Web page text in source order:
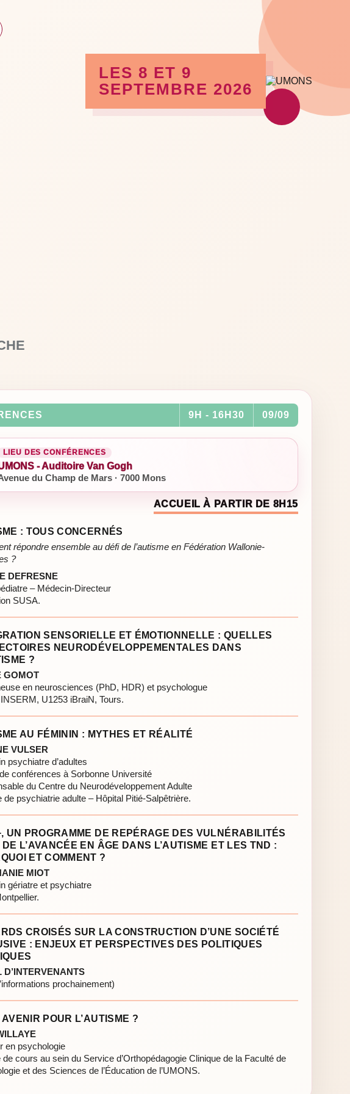
LES 8 ET 9
SEPTEMBRE 2026
9H - 16H30 09/09
LIEU DES CONFÉRENCES
- Auditoire Van Gogh
du Champ de Mars · 7000 Mons
ACCUEIL À PARTIR DE 8H15
: TOUS CONCERNÉS
répondre ensemble au défi de l’autisme en Fédération Wallonie-
?
DEFRESNE
– Médecin-Directeur
SUSA.
SENSORIELLE ET ÉMOTIONNELLE : QUELLES
NEURODÉVELOPPEMENTALES DANS
?
GOMOT
en neurosciences (PhD, HDR) et psychologue
U1253 iBraiN, Tours.
AU FÉMININ : MYTHES ET RÉALITÉ
VULSER
psychiatre d’adultes
conférences à Sorbonne Université
du Centre du Neurodéveloppement Adulte
de psychiatrie adulte – Hôpital Pitié-Salpêtrière.
UN PROGRAMME DE REPÉRAGE DES VULNÉRABILITÉS
L’AVANCÉE EN ÂGE DANS L’AUTISME ET LES TND :
ET COMMENT ?
MIOT
gériatre et psychiatre
CROISÉS SUR LA CONSTRUCTION D’UNE SOCIÉTÉ
: ENJEUX ET PERSPECTIVES DES POLITIQUES
D’INTERVENANTS
prochainement)
POUR L’AUTISME ?
en psychologie
de cours au sein du Service d’Orthopédagogie Clinique de la Faculté de
et des Sciences de l’Éducation de l’UMONS.